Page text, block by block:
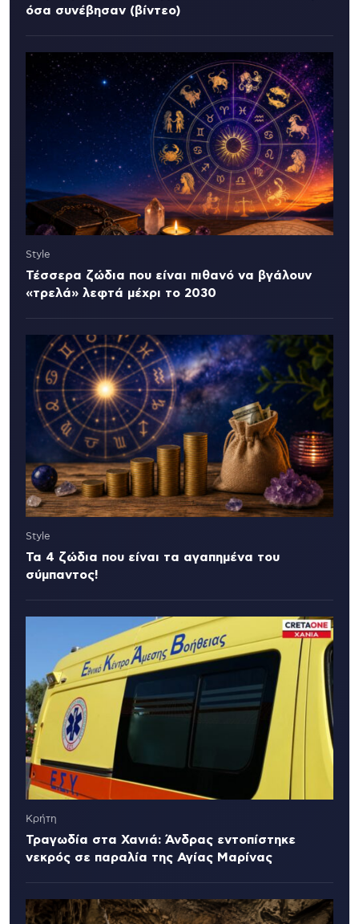
όσα συνέβησαν (βίντεο)
Style
Τέσσερα ζώδια που είναι πιθανό να βγάλουν
«τρελά» λεφτά μέχρι το 2030
Style
Τα 4 ζώδια που είναι τα αγαπημένα του
σύμπαντος!
Κρήτη
Τραγωδία στα Χανιά: Άνδρας εντοπίστηκε
νεκρός σε παραλία της Αγίας Μαρίνας